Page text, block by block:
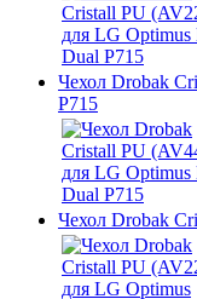
Чехол Drobak
P715
Чехол Drobak